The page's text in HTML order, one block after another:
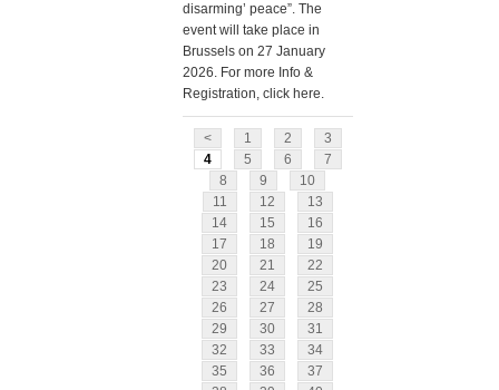
disarming’ peace” . The
event will take place in
Brussels on 27 January
2026. For more Info &
Registration, click here.
< 1 2
3
4
5 6
7
8
9
10
11
12
13
14
15
16
17
18
19
20
21
22
23
24
25
26
27
28
29
30
31
32
33
34
35
36
37